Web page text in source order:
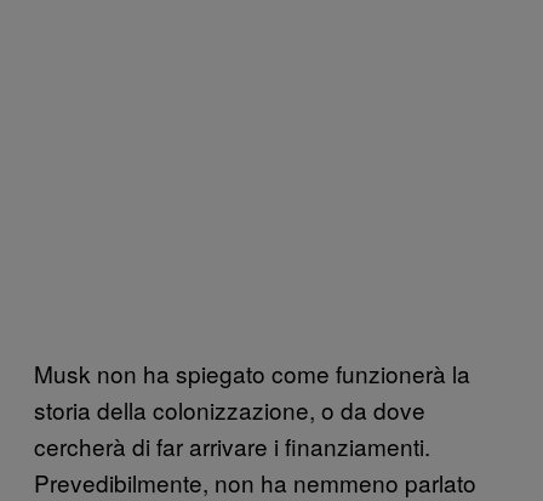
Musk non ha spiegato come funzionerà la
storia della colonizzazione, o da dove
cercherà di far arrivare i finanziamenti.
Prevedibilmente, non ha nemmeno parlato